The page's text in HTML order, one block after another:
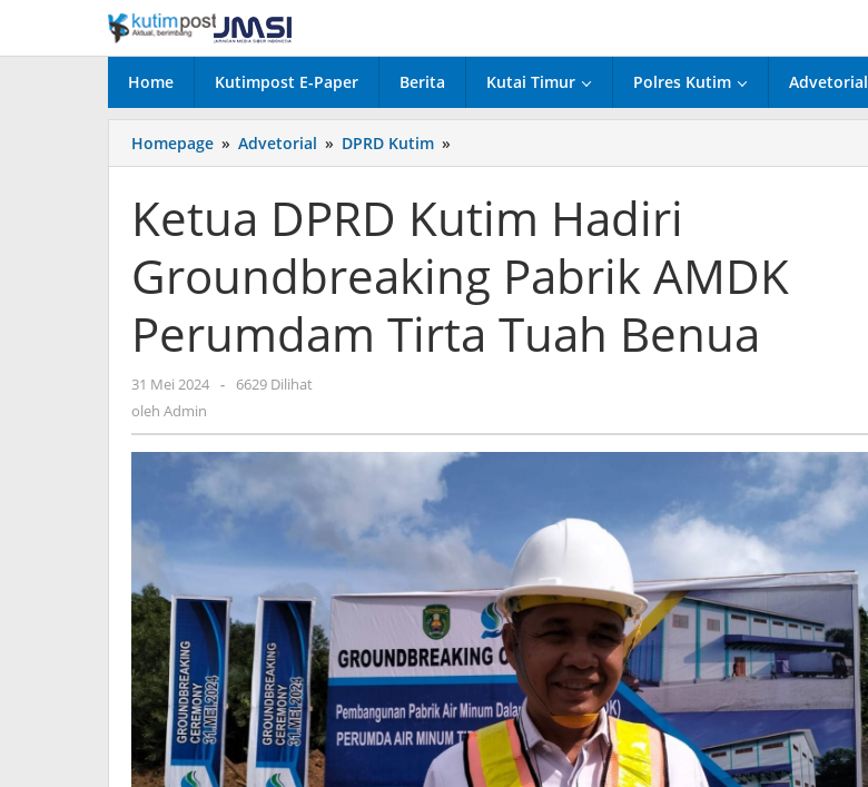
konten
Home Kutimpost E-Paper Berita Kutai Timur Polres Kutim Advetorial
Homepage » Advetorial » DPRD Kutim »
DPRD
Hadiri
Groundbreaking
AMDK
Perumdam
Tirta
Tuah
Ketua DPRD Kutim Hadiri
Groundbreaking Pabrik AMDK
Perumdam Tirta Tuah Benua
31 Mei 2024 oleh
-
6629 Dilihat
oleh Admin